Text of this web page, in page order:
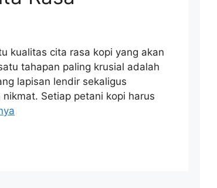
kualitas cita rasa kopi yang akan
tahapan paling krusial adalah
lapisan lendir sekaligus
Setiap petani kopi harus